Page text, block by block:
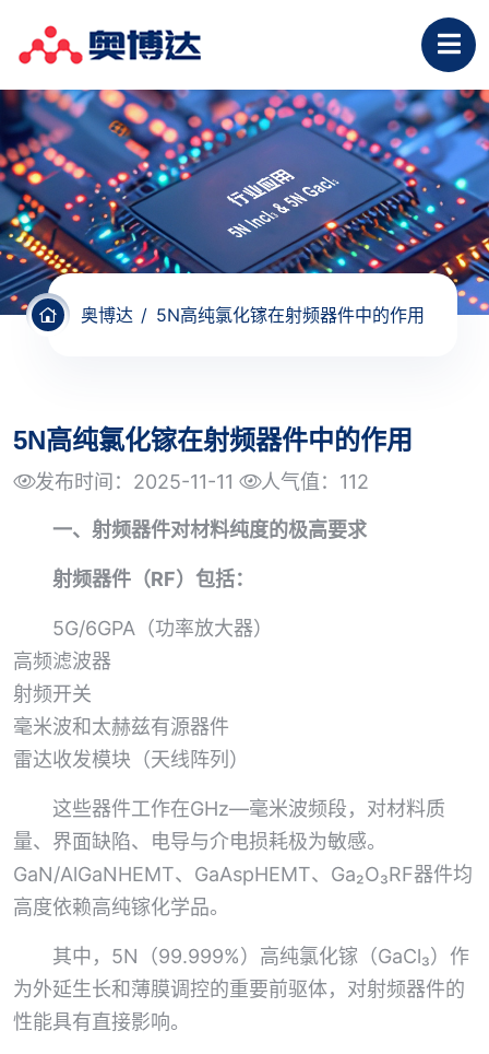
奥博达 5N高纯氯化镓在射频器件中的作用
5N高纯氯化镓在射频器件中的作用
发布时间：2025-11-11 人气值： 112
一、射频器件对材料纯度的极高要求
射频器件（RF）包括：
5G/6GPA（功率放大器）
高频滤波器
射频开关
毫米波和太赫兹有源器件
雷达收发模块（天线阵列）
这些器件工作在GHz—毫米波频段，对材料质
量、界面缺陷、电导与介电损耗极为敏感。
GaN/AlGaNHEMT、GaAspHEMT、Ga₂O₃RF器件均
高度依赖高纯镓化学品。
其中，5N（99.999%）高纯氯化镓（GaCl₃）作
为外延生长和薄膜调控的重要前驱体，对射频器件的
性能具有直接影响。